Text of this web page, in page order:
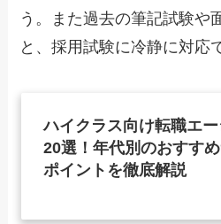
う。また過去の筆記試験や
と、採用試験に冷静に対応
ハイクラス向け転職エ
20選！年代別のおすす
ポイントを徹底解説